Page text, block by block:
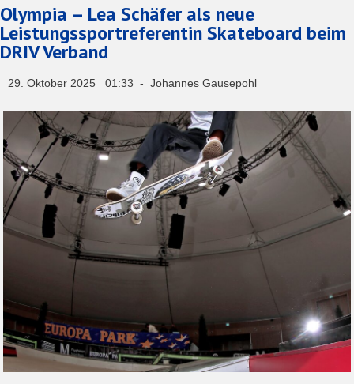
Olympia – Lea Schäfer als neue
Leistungssportreferentin Skateboard beim
DRIV Verband
29. Oktober 2025 01:33 - Johannes Gausepohl